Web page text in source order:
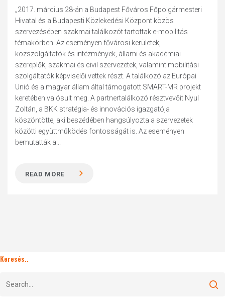
„2017. március 28-án a Budapest Főváros Főpolgármesteri
Hivatal és a Budapesti Közlekedési Központ közös
szervezésében szakmai találkozót tartottak e-mobilitás
témakörben. Az eseményen fővárosi kerületek,
közszolgáltatók és intézmények, állami és akadémiai
szereplők, szakmai és civil szervezetek, valamint mobilitási
szolgáltatók képviselői vettek részt. A találkozó az Európai
Unió és a magyar állam által támogatott SMART-MR projekt
keretében valósult meg. A partnertalálkozó résztvevőit Nyul
Zoltán, a BKK stratégia- és innovációs igazgatója
köszöntötte, aki beszédében hangsúlyozta a szervezetek
közötti együttműködés fontosságát is. Az eseményen
bemutatták a...
READ MORE
Keresés..